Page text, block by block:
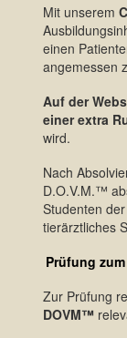
Mit unserem
einen
angemessen
Auf der
einer extra
wird.
Nach
D.O.V.M.™
Studenten
tierärztliches
Prüfung
Zur Prüfung
DOVM™